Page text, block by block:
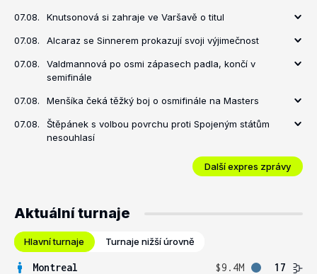
07.08. Knutsonová si zahraje ve Varšavě o titul
07.08. Alcaraz se Sinnerem prokazují svoji výjimečnost
07.08.
Valdmannová po osmi zápasech padla, končí v
semifinále
07.08. Menšíka čeká těžký boj o osmifinále na Masters
07.08.
Štěpánek s volbou povrchu proti Spojeným státům
nesouhlasí
Další expres zprávy
Aktuální turnaje
Hlavní turnaje Turnaje nižší úrovně
Montreal $9.4M
17